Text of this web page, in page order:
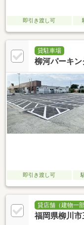
即引き渡し可
貸駐車場
柳河パーキン
即引き渡し可
貸店舗（建物一部
福岡県柳川